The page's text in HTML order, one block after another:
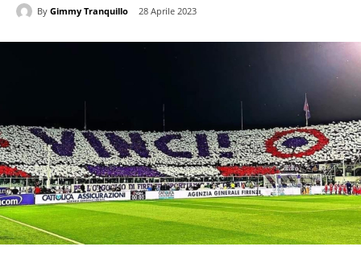
By Gimmy Tranquillo 28 Aprile 2023